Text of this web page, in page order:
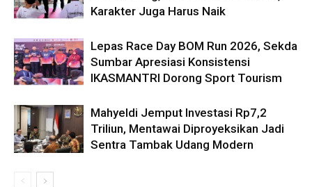
Karakter Juga Harus Naik
Lepas Race Day BOM Run 2026, Sekda
Sumbar Apresiasi Konsistensi
IKASMANTRI Dorong Sport Tourism
Mahyeldi Jemput Investasi Rp7,2
Triliun, Mentawai Diproyeksikan Jadi
Sentra Tambak Udang Modern